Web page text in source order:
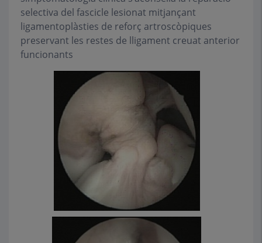
selectiva del fascicle lesionat mitjançant
ligamentoplàsties de reforç artroscòpiques
preservant les restes de lligament creuat anterior
funcionants